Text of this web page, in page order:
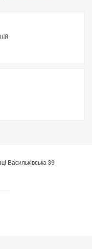
Васильківська 39